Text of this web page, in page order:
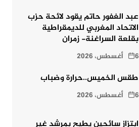
عبد الغفور حاتم يقود لائحة حزب
الاتحاد المغربي للديمقراطية
بقلعة السراغنة- زمران
6 أغسطس، 2026
طقس الخميس..حرارة وضباب
6 أغسطس، 2026